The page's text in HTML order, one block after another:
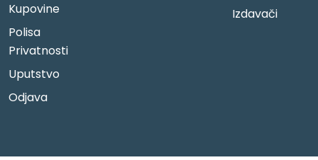
Kupovine
Polisa
Privatnosti
Uputstvo
Odjava
Izdavači